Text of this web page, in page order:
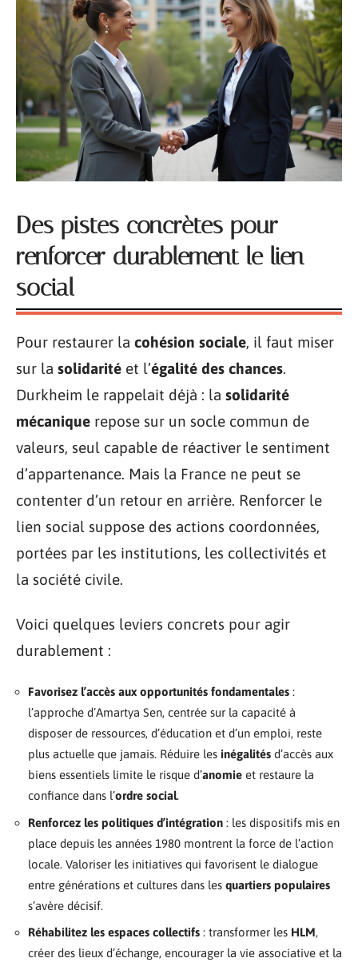
Des pistes concrètes pour
renforcer durablement le lien
social
Pour restaurer la cohésion sociale, il faut miser
sur la solidarité et l’égalité des chances.
Durkheim le rappelait déjà : la solidarité
mécanique repose sur un socle commun de
valeurs, seul capable de réactiver le sentiment
d’appartenance. Mais la France ne peut se
contenter d’un retour en arrière. Renforcer le
lien social suppose des actions coordonnées,
portées par les institutions, les collectivités et
la société civile.
Voici quelques leviers concrets pour agir
durablement :
Favorisez l’accès aux opportunités fondamentales :
l’approche d’Amartya Sen, centrée sur la capacité à
disposer de ressources, d’éducation et d’un emploi, reste
plus actuelle que jamais. Réduire les inégalités d’accès aux
biens essentiels limite le risque d’anomie et restaure la
confiance dans l’ordre social.
Renforcez les politiques d’intégration : les dispositifs mis en
place depuis les années 1980 montrent la force de l’action
locale. Valoriser les initiatives qui favorisent le dialogue
entre générations et cultures dans les quartiers populaires
s’avère décisif.
Réhabilitez les espaces collectifs : transformer les HLM,
créer des lieux d’échange, encourager la vie associative et la